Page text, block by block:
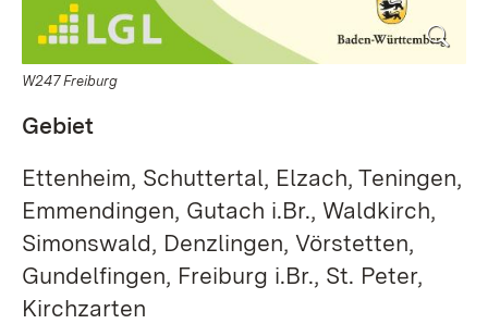
W247 Freiburg
Gebiet
Ettenheim, Schuttertal, Elzach, Teningen,
Emmendingen, Gutach i.Br., Waldkirch,
Simonswald, Denzlingen, Vörstetten,
Gundelfingen, Freiburg i.Br., St. Peter,
Kirchzarten